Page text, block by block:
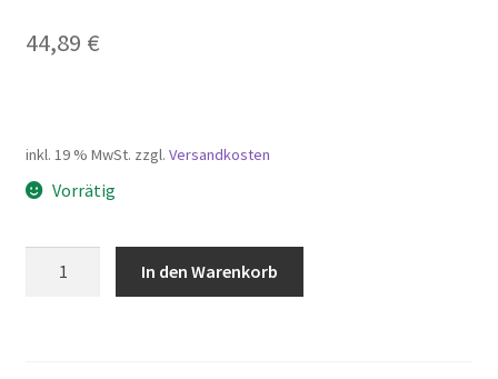
44,89 €
inkl. 19 % MwSt. zzgl. Versandkosten
Vorrätig
In den Warenkorb